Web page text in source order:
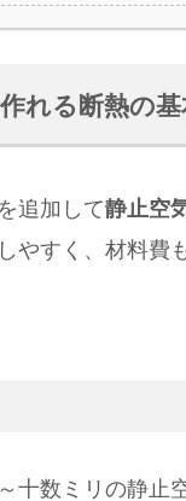
れる断熱の基
追加して静止空
やすく、材料費
十数ミリの静止